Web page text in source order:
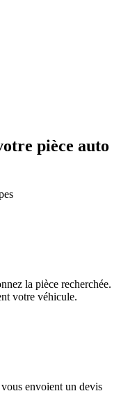
pièce auto
la pièce recherchée.
votre véhicule.
envoient un devis